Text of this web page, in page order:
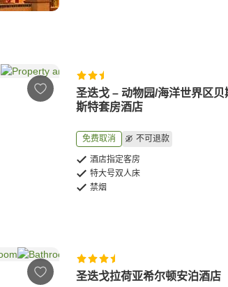
圣迭戈 – 动物园/海洋世界区贝
斯特套房酒店
免费取消 不可退款
酒店指定客房
特大号双人床
禁烟
圣迭戈拉荷亚希尔顿安泊酒店